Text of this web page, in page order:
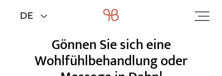
Home> Zimmer & Preise
Gönnen Sie sich eine
Wohlfühlbehandlung oder